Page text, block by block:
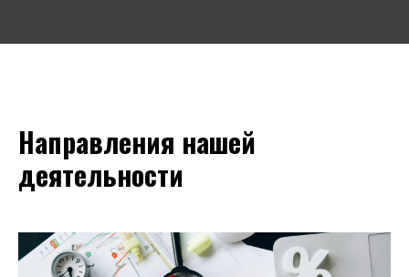
Направления нашей
деятельности